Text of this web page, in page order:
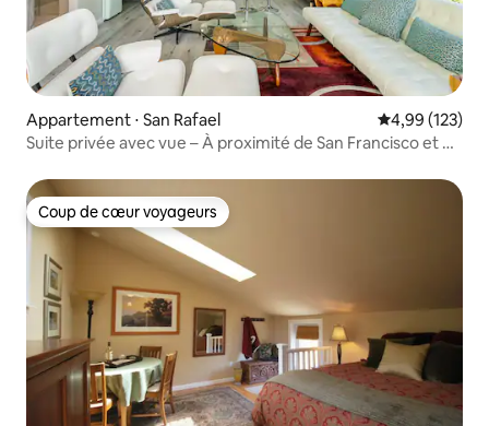
Appartement ⋅ San Rafael Évaluation
4,99 (123)
Suite privée avec vue – À proximité de San Francisco et de
Coup de cœur voyageurs
Coup de cœur voyageurs